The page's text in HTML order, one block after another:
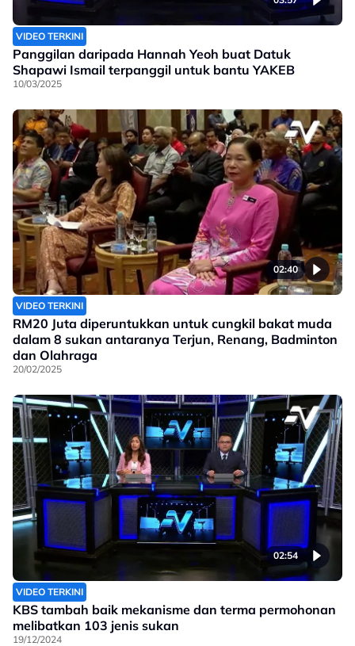
VIDEO TERKINI
Panggilan daripada Hannah Yeoh buat Datuk
Shapawi Ismail terpanggil untuk bantu YAKEB
10/03/2025
02:40
VIDEO TERKINI
RM20 Juta diperuntukkan untuk cungkil bakat muda
dalam 8 sukan antaranya Terjun, Renang, Badminton
dan Olahraga
20/02/2025
02:54
VIDEO TERKINI
KBS tambah baik mekanisme dan terma permohonan
melibatkan 103 jenis sukan
19/12/2024